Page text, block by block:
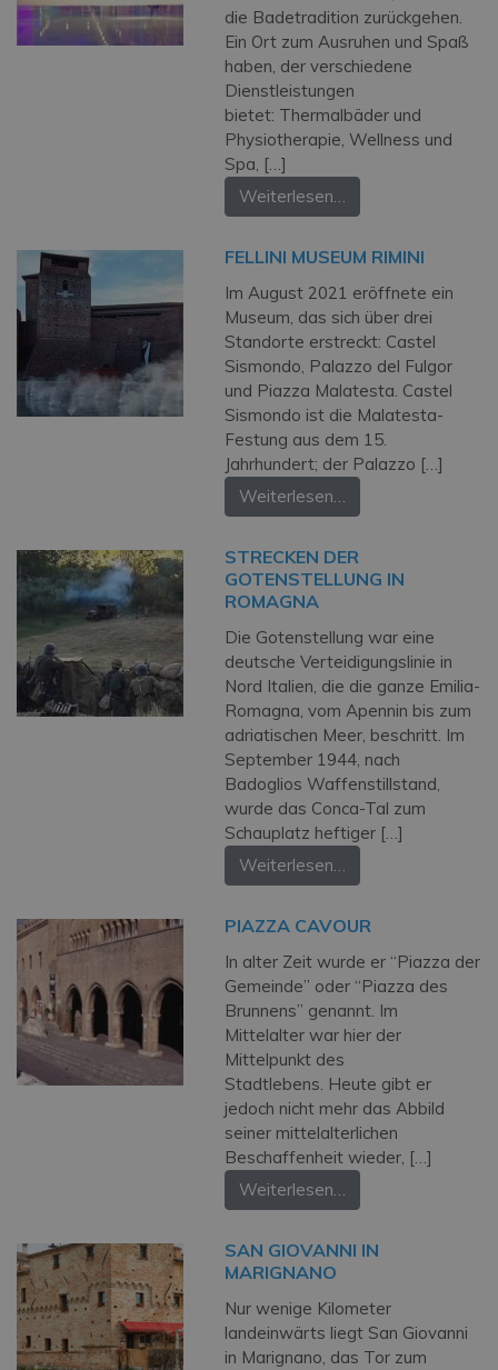
die Badetradition zurückgehen.
Ein Ort zum Ausruhen und Spaß
haben, der verschiedene
Dienstleistungen
bietet: Thermalbäder und
Physiotherapie, Wellness und
Spa, […]
Weiterlesen…
FELLINI MUSEUM RIMINI
Im August 2021 eröffnete ein
Museum, das sich über drei
Standorte erstreckt: Castel
Sismondo, Palazzo del Fulgor
und Piazza Malatesta. Castel
Sismondo ist die Malatesta-
Festung aus dem 15.
Jahrhundert; der Palazzo […]
Weiterlesen…
STRECKEN DER
GOTENSTELLUNG IN
ROMAGNA
Die Gotenstellung war eine
deutsche Verteidigungslinie in
Nord Italien, die die ganze Emilia-
Romagna, vom Apennin bis zum
adriatischen Meer, beschritt. Im
September 1944, nach
Badoglios Waffenstillstand,
wurde das Conca-Tal zum
Schauplatz heftiger […]
Weiterlesen…
PIAZZA CAVOUR
In alter Zeit wurde er “Piazza der
Gemeinde” oder “Piazza des
Brunnens” genannt. Im
Mittelalter war hier der
Mittelpunkt des
Stadtlebens. Heute gibt er
jedoch nicht mehr das Abbild
seiner mittelalterlichen
Beschaffenheit wieder, […]
Weiterlesen…
SAN GIOVANNI IN
MARIGNANO
Nur wenige Kilometer
landeinwärts liegt San Giovanni
in Marignano, das Tor zum